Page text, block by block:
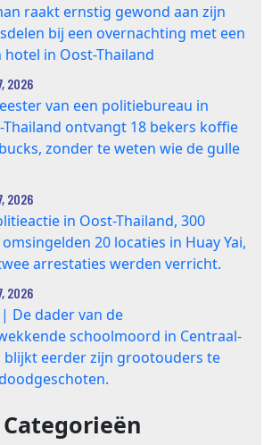
raakt ernstig gewond aan zijn
bij een overnachting met een
in Oost-Thailand
2026
van een politiebureau in
Thailand ontvangt 18 bekers koffie
zonder te weten wie de gulle
2026
in Oost-Thailand, 300
20 locaties in Huay Yai,
arrestaties werden verricht.
2026
| De dader van de
schoolmoord in Centraal-
blijkt eerder zijn grootouders te
Categorieën